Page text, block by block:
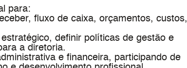
para:
fluxo de caixa, orçamentos, custos,
definir políticas de gestão e
a diretoria.
e financeira, participando de